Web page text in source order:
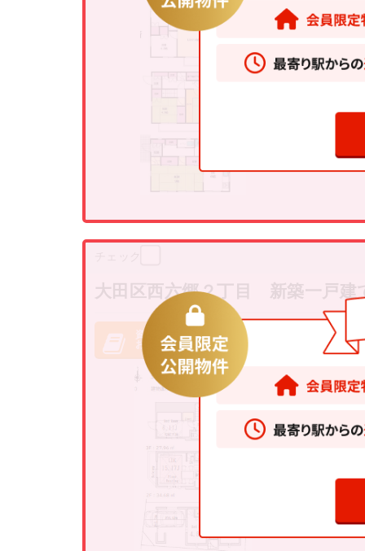
11100
大田区西六郷２丁目 新築一戸建
資料請求・
お問い合わせ
7480